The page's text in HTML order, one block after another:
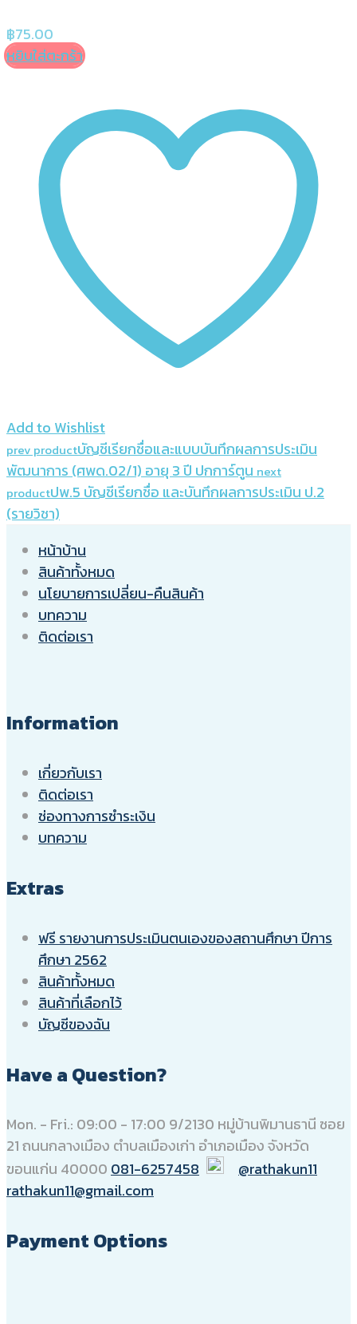
฿75.00
หยิบใส่ตะกร้า
Add to Wishlist
prev productบัญชีเรียกชื่อและแบบบันทึกผลการประเมิน
พัฒนาการ (ศพด.02/1) อายุ 3 ปี ปกการ์ตูน next
productปพ.5 บัญชีเรียกชื่อ และบันทึกผลการประเมิน ป.2
(รายวิชา)
หน้าบ้าน
สินค้าทั้งหมด
นโยบายการเปลี่ยน-คืนสินค้า
บทความ
ติดต่อเรา
Information
เกี่ยวกับเรา
ติดต่อเรา
ช่องทางการชำระเงิน
บทความ
Extras
ฟรี รายงานการประเมินตนเองของสถานศึกษา ปีการ
ศึกษา 2562
สินค้าทั้งหมด
สินค้าที่เลือกไว้
บัญชีของฉัน
Have a Question?
Mon. - Fri.: 09:00 - 17:00 9/2130 หมู่บ้านพิมานธานี ซอย
21 ถนนกลางเมือง ตำบลเมืองเก่า อำเภอเมือง จังหวัด
ขอนแก่น 40000081-6257458
@rathakun11
rathakun11@gmail.com
Payment Options